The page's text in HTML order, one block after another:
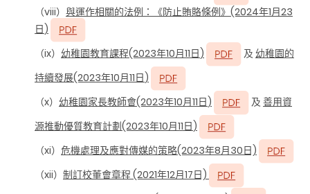
（viii） 與運作相關的法例：《防止賄賂條例》 (2024年1月23
日)
（ix） 幼稚園教育課程(2023年10月11日) 及 幼稚園的
持續發展(2023年10月11日)
（x） 幼稚園家長教師會(2023年10月11日) 及 善用資
源推動優質教育計劃(2023年10月11日)
（xi） 危機處理及應對傳媒的策略(2023年8月30日)
（xii） 制訂校董會章程 (2021年12月17日)